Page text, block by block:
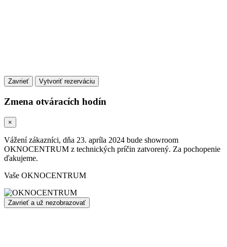
Zavrieť
Zmena otváracích hodín
×
Vážení zákazníci, dňa 23. apríla 2024 bude showroom
OKNOCENTRUM z technických príčin zatvorený. Za pochopenie
ďakujeme.
Vaše OKNOCENTRUM
Zavrieť a už nezobrazovať